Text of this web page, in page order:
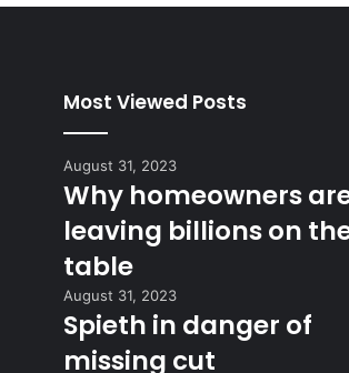
Most Viewed Posts
August 31, 2023
Why homeowners
leaving billions on
table
August 31, 2023
Spieth in danger of
missing cut